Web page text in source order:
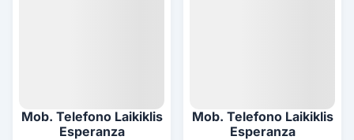
Mob. Telefono Laikiklis
Esperanza
Mob. Telefono Laikiklis
Esperanza